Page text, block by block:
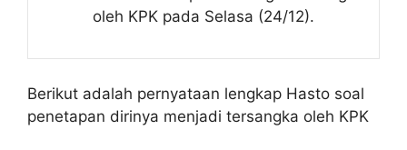
oleh KPK pada Selasa (24/12).
Berikut adalah pernyataan lengkap Hasto soal
penetapan dirinya menjadi tersangka oleh KPK